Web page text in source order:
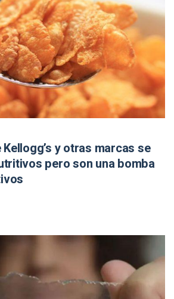
y otras marcas se
pero son una bomba